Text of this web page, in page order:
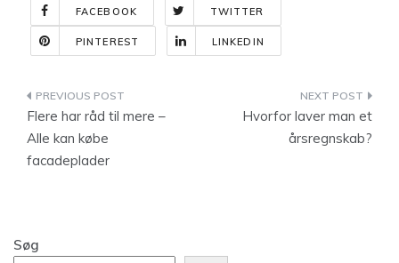
FACEBOOK TWITTER
PINTEREST LINKEDIN
Indlægsnavigation
Flere har råd til mere –
Alle kan købe
facadeplader
Hvorfor laver man et
årsregnskab?
Søg